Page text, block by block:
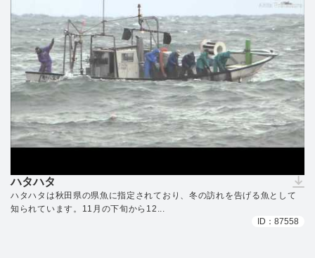
ハタハタ
（ダウンロードできません）
ハタハタは秋田県の県魚に指定されており、冬の訪れを告げる魚として
知られています。11月の下旬から12...
ID：87558